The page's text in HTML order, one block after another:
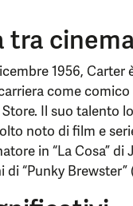
tra
1956,
come
Il suo talento
noto di film e
in “La Cosa” di
“Punky Brewster”